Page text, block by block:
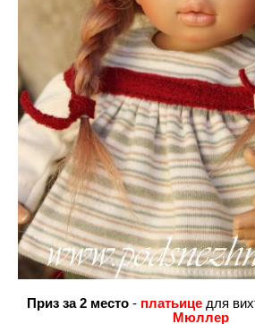
Приз за 2 место- платьице для
Мюллер